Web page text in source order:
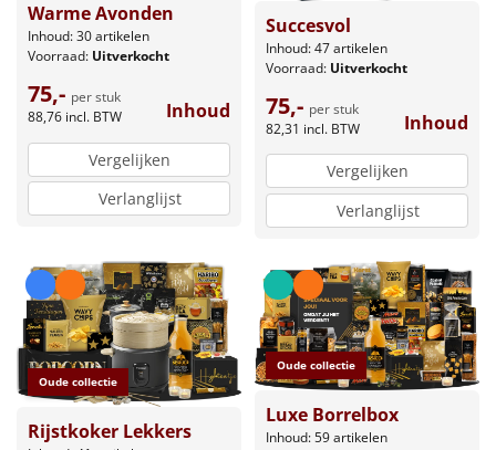
Warme Avonden
Inhoud: 30 artikelen
Voorraad: Uitverkocht
75,- per stuk
88,76 incl. BTW Inhoud
Vergelijken
Verlanglijst
Succesvol
Inhoud: 47 artikelen
Voorraad: Uitverkocht
75,- per stuk
82,31 incl. BTW Inhoud
Vergelijken
Verlanglijst
Oude collectie
Rijstkoker Lekkers
Oude collectie
Luxe Borrelbox
Inhoud: 59 artikelen